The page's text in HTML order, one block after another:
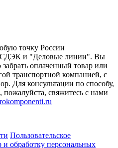
точку России
СДЭК и "Деловые линии". Вы
оплаченный товар или
транспортной компанией, с
Для консультации по способу,
пожалуйста, свяжитесь с нами
Пользовательское
и обработку персональных